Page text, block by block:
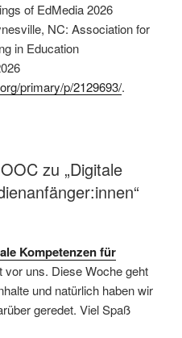
of EdMedia 2026
NC: Association for
in Education
primary/p/2129693/.
zu „Digitale
Kompetenzen für
vor uns. Diese Woche geht
und natürlich haben wir
geredet. Viel Spaß